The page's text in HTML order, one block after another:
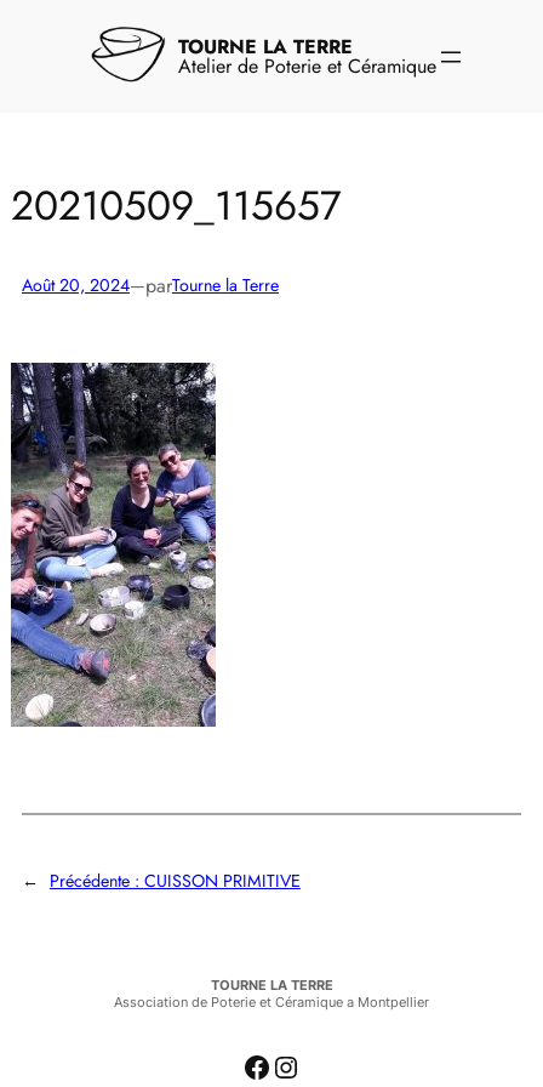
TOURNE LA TERRE
Atelier de Poterie et Céramique
20210509_115657
Août 20, 2024—parTourne la Terre
← Précédente : CUISSON PRIMITIVE
TOURNE LA TERRE
Association de Poterie et Céramique a Montpellier
Facebook Instagram